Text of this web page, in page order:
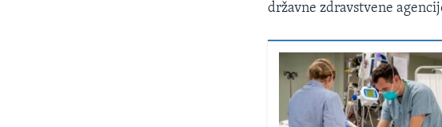
državne zdravstvene